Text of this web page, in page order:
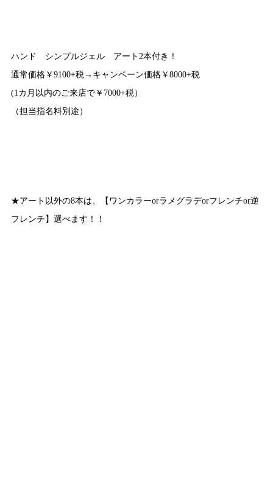
ハンド シンプルジェル アート2本付き！
通常価格￥9100+税→キャンペーン価格￥8000+税
(1カ月以内のご来店で￥7000+税）
（担当指名料別途）
★アート以外の8本は、【ワンカラーorラメグラデorフレンチor逆
フレンチ】選べます！！